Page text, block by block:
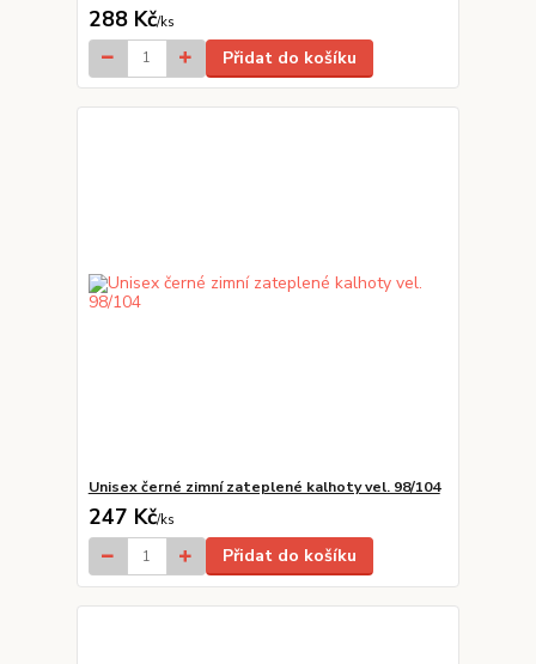
288 Kč/ks
Přidat do košíku
Unisex černé zimní zateplené kalhoty vel. 98/104
247 Kč/ks
Přidat do košíku